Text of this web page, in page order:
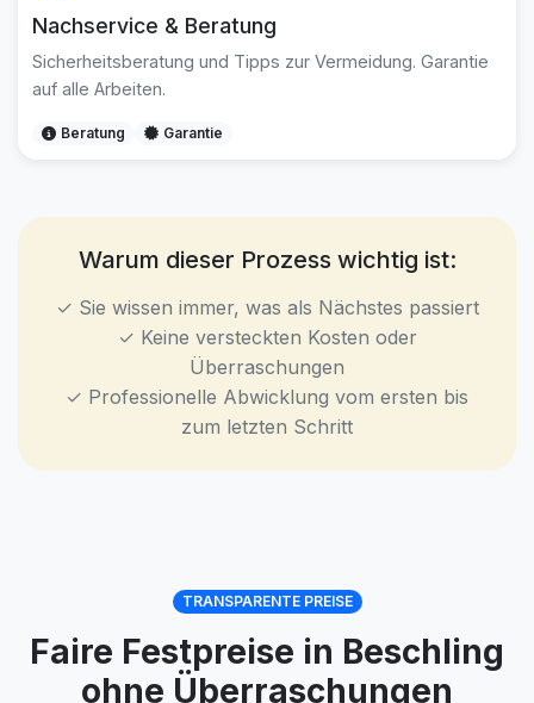
Nachservice & Beratung
Sicherheitsberatung und Tipps zur Vermeidung. Garantie
auf alle Arbeiten.
Beratung Garantie
Warum dieser Prozess wichtig ist:
✓ Sie wissen immer, was als Nächstes passiert
✓ Keine versteckten Kosten oder
Überraschungen
✓ Professionelle Abwicklung vom ersten bis
zum letzten Schritt
TRANSPARENTE PREISE
Faire Festpreise in Beschling
ohne Überraschungen